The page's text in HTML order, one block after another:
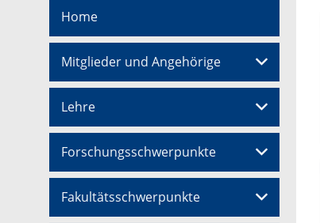
Home
Mitglieder und Angehörige
Lehre
Forschungsschwerpunkte
Fakultätsschwerpunkte